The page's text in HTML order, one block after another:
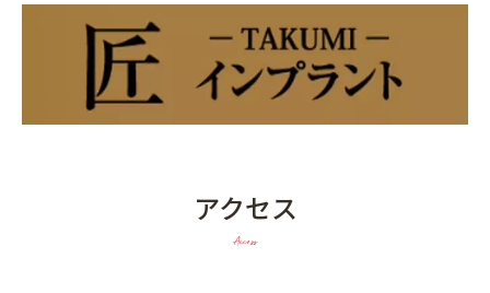
アクセス
Access